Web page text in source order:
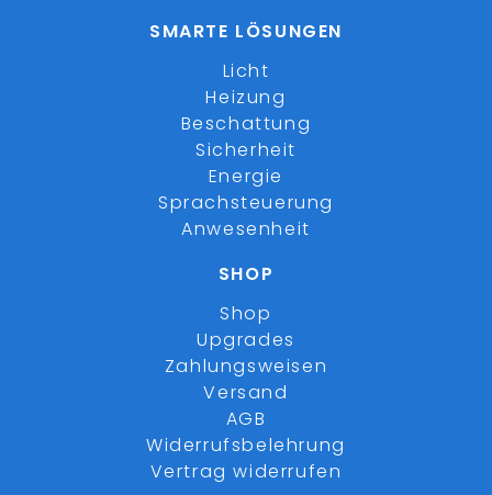
SMARTE LÖSUNGEN
Licht
Heizung
Beschattung
Sicherheit
Energie
Sprachsteuerung
Anwesenheit
SHOP
Shop
Upgrades
Zahlungsweisen
Versand
AGB
Widerrufsbelehrung
Vertrag widerrufen